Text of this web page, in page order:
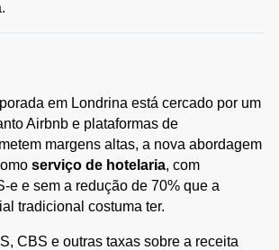
Airbnb e plataformas de
margens altas, a nova abordagem
serviço de hotelaria, com
e e sem a redução de 70% que a
tradicional costuma ter.
CBS e outras taxas sobre a receita